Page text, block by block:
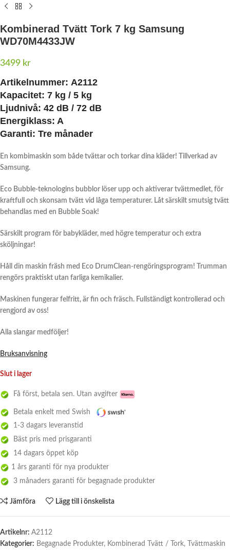
Kombinerad Tvätt Tork 7 kg Samsung
WD70M4433JW
3499 kr
Artikelnummer: A2112
Kapacitet: 7 kg / 5 kg
Ljudnivå: 42 dB / 72 dB
Energiklass: A
Garanti: Tre månader
En kombimaskin som både tvättar och torkar dina kläder! Tillverkad av
Samsung.
Eco Bubble-teknologins bubblor löser upp och aktiverar tvättmedlet, för
kraftfull och skonsam tvätt vid låga temperaturer. Låt särskilt smutsig tvätt
behandlas med en Bubble Soak!
Särskilt program för babykläder, med högre temperatur och extra
sköljningar!
Håll din maskin fräsh med Eco DrumClean-rengöringsprogram! Trumman
rengörs praktiskt utan farliga kemikalier.
Maskinen fungerar felfritt, är fin och fräsch. Fullständigt kontrollerad och
rengjord av oss!
Alla slangar medföljer!
Bruksanvisning
Slut i lager
Få först, betala sen. Utan avgifter
Betala enkelt med Swish
1-3 dagars leveranstid
Bäst pris med prisgaranti
14 dagars öppet köp
1 års garanti för nya produkter
3 månaders garanti för begagnade produkter
Jämföra Lägg till i önskelista
Artikelnr: A2112
Kategorier: Begagnade Produkter, Kombinerad Tvätt / Tork,
Tvättmaskin